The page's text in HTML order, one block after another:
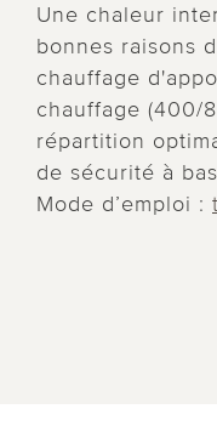
Une chaleur
bonnes raisons
chauffage
chauffage (400/
répartition
de sécurité à
Mode d’emploi :